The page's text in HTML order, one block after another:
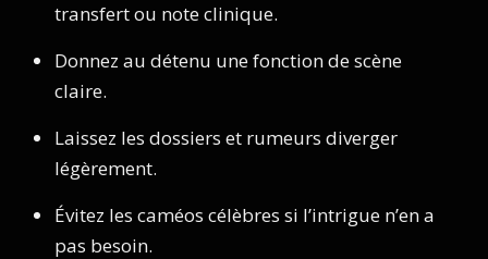
transfert ou note clinique.
Donnez au détenu une fonction de scène
claire.
Laissez les dossiers et rumeurs diverger
légèrement.
Évitez les caméos célèbres si l’intrigue n’en a
pas besoin.